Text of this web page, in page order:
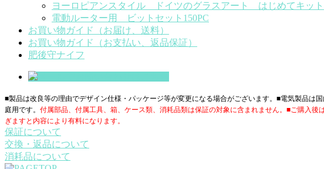
ヨーロピアンスタイル ドイツのグラスアート はじめてキット
電動ルーター用 ビットセット150PC
お買い物ガイド（お届け、送料）
お買い物ガイド（お支払い、返品保証）
肥後守ナイフ
■製品は改良等の理由でデザイン仕様・パッケージ等が変更になる場合がございます。■電気製品
庭用です。 付属部品、付属工具、箱、ケース類、消耗品類は保証の対象に含まれません。■ご購入
ぎますと内容により有料になります。
保証について
交換・返品について
消耗品について